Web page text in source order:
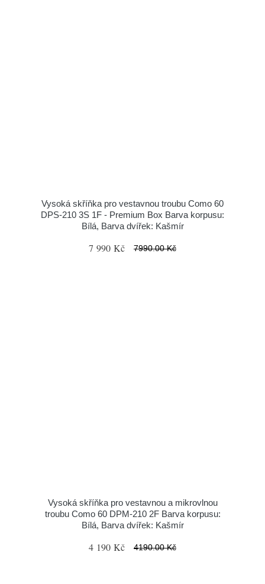
Vysoká skříňka pro vestavnou troubu Como 60
DPS-210 3S 1F - Premium Box Barva korpusu:
Bílá, Barva dvířek: Kašmír
7 990 Kč 7990.00 Kč
Vysoká skříňka pro vestavnou a mikrovlnou
troubu Como 60 DPM-210 2F Barva korpusu:
Bílá, Barva dvířek: Kašmír
4 190 Kč 4190.00 Kč